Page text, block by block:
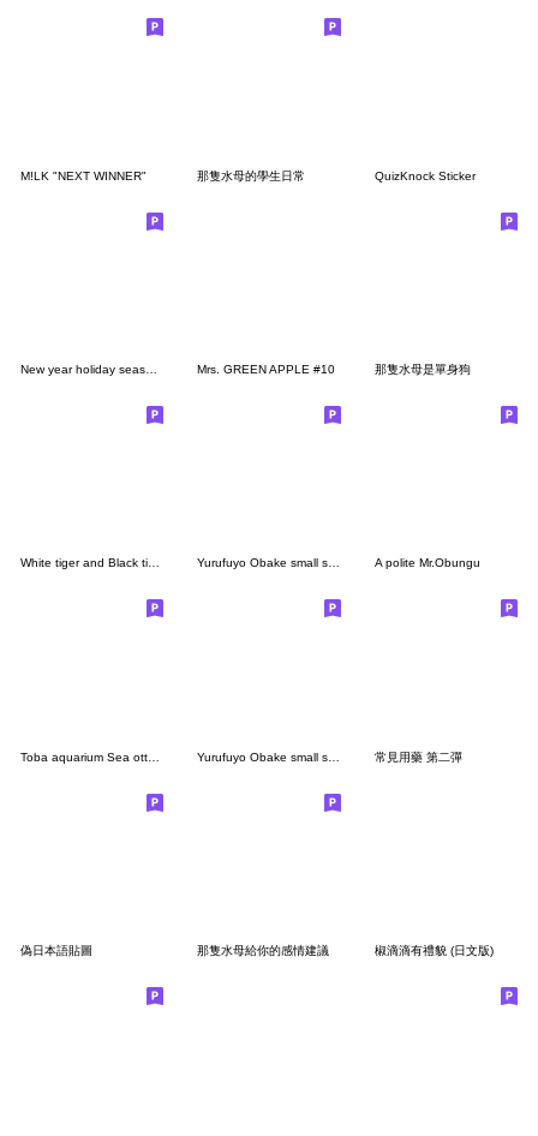
M!LK "NEXT WINNER" 那隻水母的學生日常 QuizKnock Sticker
Mrs. GREEN APPLE #10 那隻水母是單身狗
White tiger and Black tiger 2 Yurufuyo Obake small sticker A polite Mr.Obungu
常見用藥 第二彈
偽日本語貼圖 那隻水母給你的感情建議 椒滴滴有禮貌 (日文版)